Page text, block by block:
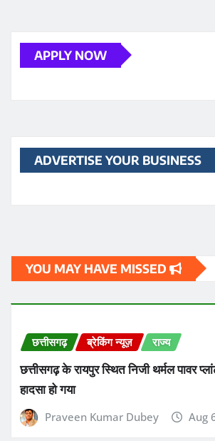
APPLY NOW
ADVERTISE YOUR BUSINESS
YOU MAY HAVE MISSED
छत्तीसगढ़ ब्रेकिंग न्यूज़ राज्य
छत्तीसगढ़ के रायपुर स्थित निजी थर्मल पावर
हादसा हो गया
Praveen Kumar Dubey Aug